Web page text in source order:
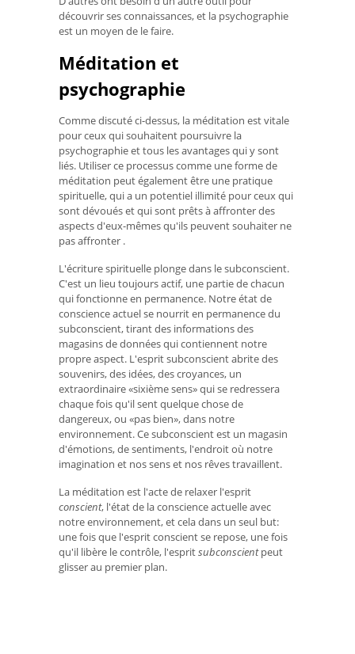
découvrir ses connaissances, et la psychographie
est un moyen de le faire.
Méditation et
psychographie
Comme discuté ci-dessus, la méditation est vitale
pour ceux qui souhaitent poursuivre la
psychographie et tous les avantages qui y sont
liés. Utiliser ce processus comme une forme de
méditation peut également être une pratique
spirituelle, qui a un potentiel illimité pour ceux qui
sont dévoués et qui sont prêts à affronter des
aspects d'eux-mêmes qu'ils peuvent souhaiter ne
pas affronter .
L'écriture spirituelle plonge dans le subconscient.
C'est un lieu toujours actif, une partie de chacun
qui fonctionne en permanence. Notre état de
conscience actuel se nourrit en permanence du
subconscient, tirant des informations des
magasins de données qui contiennent notre
propre aspect. L'esprit subconscient abrite des
souvenirs, des idées, des croyances, un
extraordinaire «sixième sens» qui se redressera
chaque fois qu'il sent quelque chose de
dangereux, ou «pas bien», dans notre
environnement. Ce subconscient est un magasin
d'émotions, de sentiments, l'endroit où notre
imagination et nos sens et nos rêves travaillent.
La méditation est l'acte de relaxer l'esprit
conscient, l'état de la conscience actuelle avec
notre environnement, et cela dans un seul but:
une fois que l'esprit conscient se repose, une fois
qu'il libère le contrôle, l'espritsubconscientpeut
glisser au premier plan.